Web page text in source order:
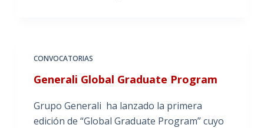
CONVOCATORIAS
Generali Global Graduate Program
Grupo Generali ha lanzado la primera
edición de “Global Graduate Program” cuyo